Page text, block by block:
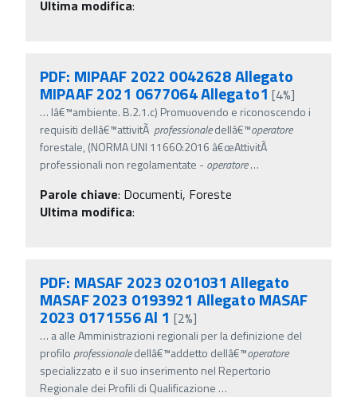
Ultima modifica:
PDF: MIPAAF 2022 0042628 Allegato
MIPAAF 2021 0677064 Allegato1[4%]
… lâ€™ambiente. B.2.1.c) Promuovendo e riconoscendo i
requisiti dellâ€™attivitÃ professionaledellâ€™operatore
forestale, (NORMA UNI 11660:2016 â€œAttivitÃ
professionali non regolamentate -operatore…
Parole chiave: Documenti, Foreste
Ultima modifica:
PDF: MASAF 2023 0201031 Allegato
MASAF 2023 0193921 Allegato MASAF
2023 0171556 Al 1 [2%]
… a alle Amministrazioni regionali per la definizione del
profilo professionaledellâ€™addetto dellâ€™operatore
specializzato e il suo inserimento nel Repertorio
Regionale dei Profili di Qualificazione …